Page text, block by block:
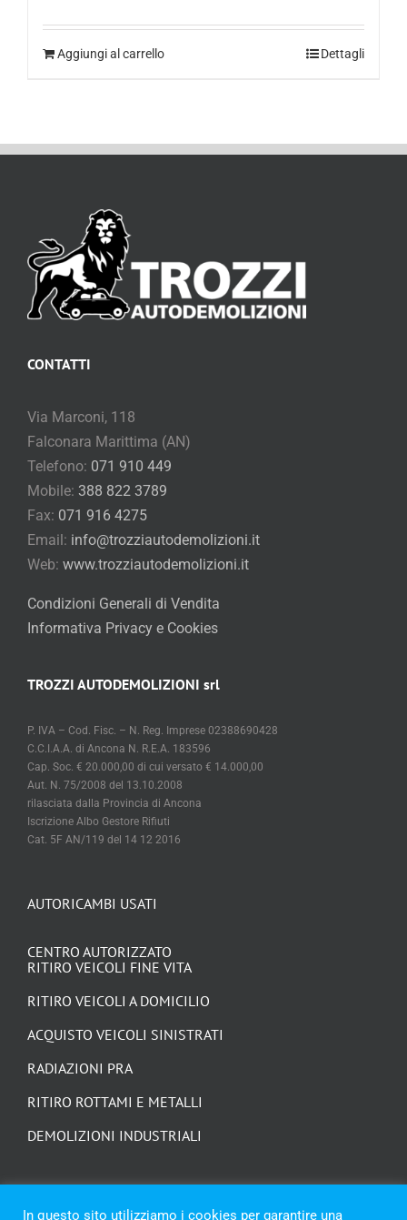
Aggiungi al carrello Dettagli
AUTORICAMBI USATI
CENTRO AUTORIZZATO
RITIRO VEICOLI FINE VITA
RITIRO VEICOLI A DOMICILIO
ACQUISTO VEICOLI SINISTRATI
RADIAZIONI PRA
RITIRO ROTTAMI E METALLI
DEMOLIZIONI INDUSTRIALI
CONTATTI
Via Marconi, 118
Falconara Marittima (AN)
Telefono: 071 910 449
Mobile: 388 822 3789
Fax: 071 916 4275
Email: info@trozziautodemolizioni.it
Web: www.trozziautodemolizioni.it
Condizioni Generali di Vendita
Informativa Privacy e Cookies
TROZZI AUTODEMOLIZIONI srl
P. IVA – Cod. Fisc. – N. Reg. Imprese 02388690428
C.C.I.A.A. di Ancona N. R.E.A. 183596
Cap. Soc. € 20.000,00 di cui versato € 14.000,00
Aut. N. 75/2008 del 13.10.2008
rilasciata dalla Provincia di Ancona
Iscrizione Albo Gestore Rifiuti
Cat. 5F AN/119 del 14 12 2016
In questo sito utilizziamo i cookies per garantire una